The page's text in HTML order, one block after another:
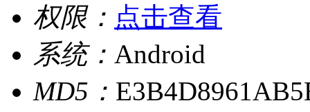
权限： 点击查看
系统： Android
MD5：